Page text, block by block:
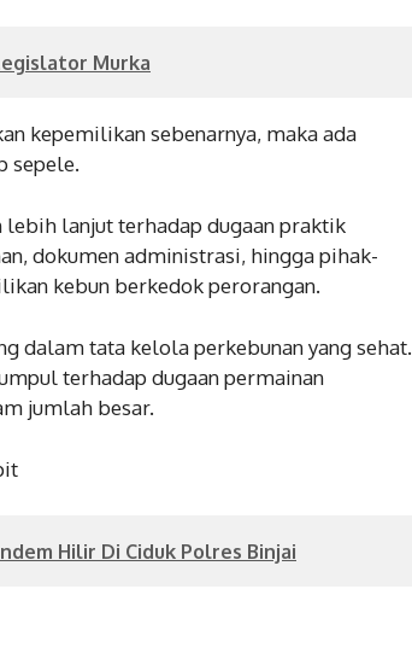
Murka
kepemilikan sebenarnya, maka ada
sepele.
lebih lanjut terhadap dugaan praktik
dokumen administrasi, hingga pihak-
kebun berkedok perorangan.
dalam tata kelola perkebunan yang sehat.
terhadap dugaan permainan
jumlah besar.
Hilir Di Ciduk Polres Binjai